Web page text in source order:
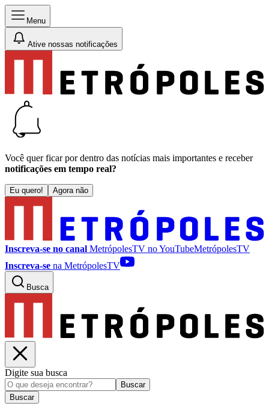
Menu
Ative nossas notificações
Você quer ficar por dentro das notícias mais importantes e receber
notificações em tempo real?
Eu quero! Agora não
Inscreva-se no canal MetrópolesTV noYouTubeMetrópolesTV
Inscreva-se na MetrópolesTV
Busca
Digite sua busca
Buscar
Buscar